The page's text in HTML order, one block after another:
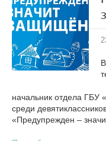
начальник отдела
среди
«Предупрежден –